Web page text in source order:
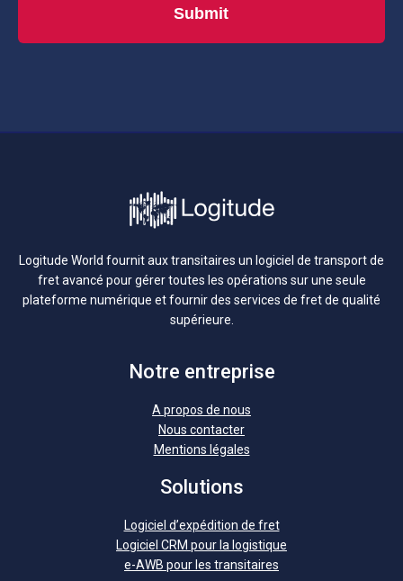
Submit
Logitude World fournit aux transitaires un logiciel de transport de
fret avancé pour gérer toutes les opérations sur une seule
plateforme numérique et fournir des services de fret de qualité
supérieure.
Notre entreprise
A propos de nous
Nous contacter
Mentions légales
Solutions
Logiciel d’expédition de fret
Logiciel CRM pour la logistique
e-AWB pour les transitaires